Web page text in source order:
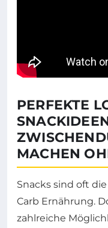
PERFEKTE
MACHEN
Snacks sind oft
Carb Ernährung.
zahlreiche